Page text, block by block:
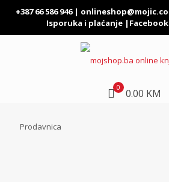
+387 66 586 946 |
Isporuka i plaćanje| Facebook
0 0.00 KM
Prodavnica